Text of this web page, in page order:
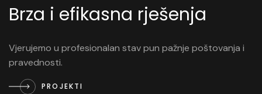
Brza i efikasna rješenja
Vjerujemo u profesionalan stav pun pažnje poštovanja i
pravednosti.
PROJEKTI